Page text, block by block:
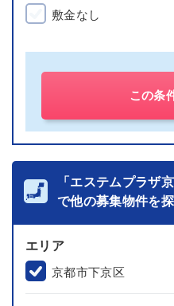
敷金なし
この条
「エステムプラザ
で他の募集物件を
エリア
京都市下京区